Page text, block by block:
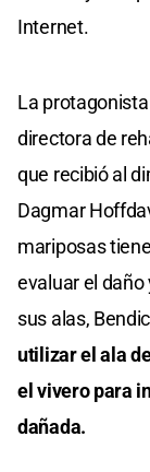
Internet.
La
directora de
que recibió al
Dagmar
mariposas
evaluar el
sus alas,
utilizar el ala
el vivero para
dañada.